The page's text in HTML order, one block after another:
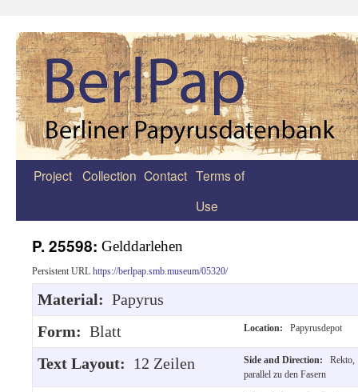
Zum
Project Collection Contact Terms of
Use
P. 25598: Gelddarlehen
Persistent URL https://berlpap.smb.museum/05320/
Material: Papyrus
Form: Blatt Location: Papyrusdepot
Text Layout: 12 Zeilen Side and Direction:
Rekto,
parallel zu den Fasern